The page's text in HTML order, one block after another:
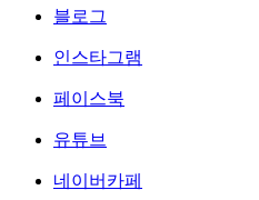
블로그
인스타그램
페이스북
유튜브
네이버카페